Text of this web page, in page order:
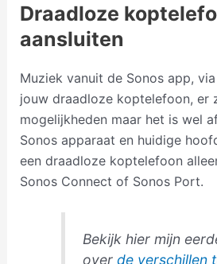
Draadloze
aansluiten
Muziek vanuit de Sonos app,
jouw draadloze koptelefoon, er
mogelijkheden maar het is wel
Sonos apparaat en huidige
een draadloze koptelefoon
Sonos Connect of Sonos Port.
Bekijk hier mijn
over de verschillen